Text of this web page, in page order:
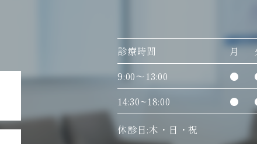
診療時間 月
9:00〜13:00
●
14:30~18:00
●
休診日:木・日・祝